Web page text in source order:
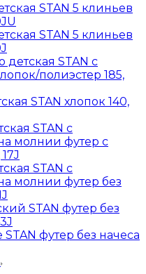
STAN 5 клиньев
STAN 5 клиньев
детская STAN с
полиэстер 185,
STAN хлопок 140,
STAN с
молнии футер с
STAN с
молнии футер без
STAN футер без
футер без начеса